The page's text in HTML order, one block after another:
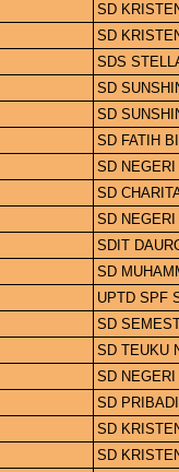
SD
SD
SDS
SD
SD
SD FATIH
SD
SD
SD
SDIT
SD
UPTD SPF
SD
SD TEUKU
SD
SD PRIBADI
SD
SD